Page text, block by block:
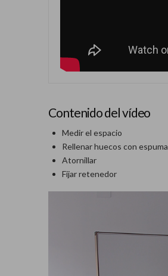
Contenido del vídeo
Medir el espacio
Rellenar huecos con espuma
Atornillar
Fijar retenedor